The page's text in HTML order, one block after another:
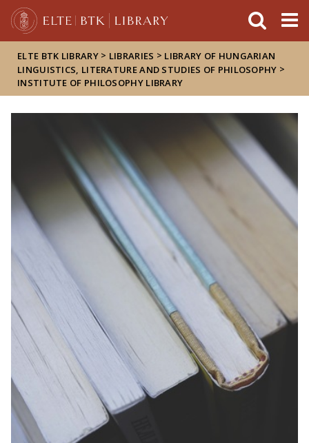
ELTE BTK LIBRARY > LIBRARIES > LIBRARY OF HUNGARIAN
LINGUISTICS, LITERATURE AND STUDIES OF PHILOSOPHY >
INSTITUTE OF PHILOSOPHY LIBRARY